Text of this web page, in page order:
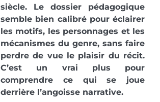
siècle. Le dossier pédagogique
semble bien calibré pour éclairer
les motifs, les personnages et les
mécanismes du genre, sans faire
perdre de vue le plaisir du récit.
C’est un vrai plus pour
comprendre ce qui se joue
derrière l’angoisse narrative.